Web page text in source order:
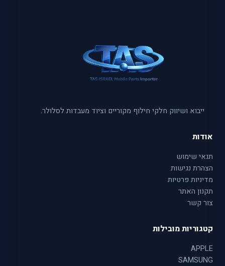
ייבוא ושיווק חלקי חילוף מקוריים וציוד מעבדות לסלולר.
אודות
תנאי שימוש
הצהרת נגישות
מדיניות פרטיות
תקנון האתר
צור קשר
קטגוריות מובילות
APPLE
SAMSUNG